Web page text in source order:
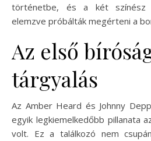
történetbe, és a két színész
elemzve próbálták megérteni a
Az első
tárgyalás
Az Amber Heard és Johnny
egyik legkiemelkedőbb pillanata
volt. Ez a találkozó nem